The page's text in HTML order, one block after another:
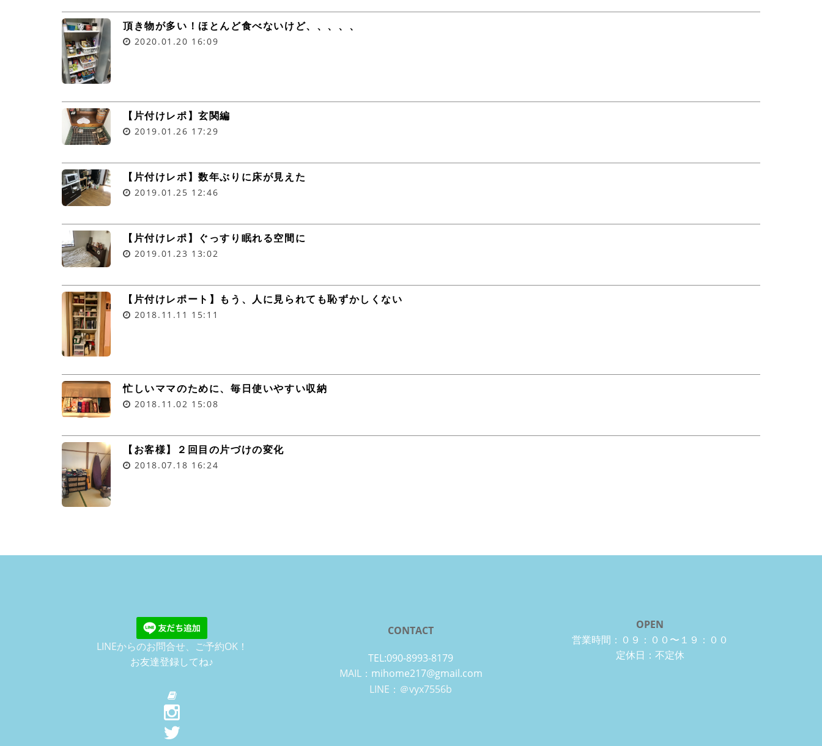
頂き物が多い！ほとんど食べないけど、、、、、
2020.01.20 16:09
【片付けレポ】玄関編
2019.01.26 17:29
【片付けレポ】数年ぶりに床が見えた
2019.01.25 12:46
【片付けレポ】ぐっすり眠れる空間に
2019.01.23 13:02
【片付けレポート】もう、人に見られても恥ずかしくない
2018.11.11 15:11
忙しいママのために、毎日使いやすい収納
2018.11.02 15:08
【お客様】２回目の片づけの変化
2018.07.18 16:24
LINEからのお問合せ、ご予約OK！
お友達登録してね♪
CONTACT
TEL:090-8993-8179
MAIL： mihome217@gmail.com
LINE：＠vyx7556b
OPEN
営業時間：０９：００〜１９：００
定休日：不定休